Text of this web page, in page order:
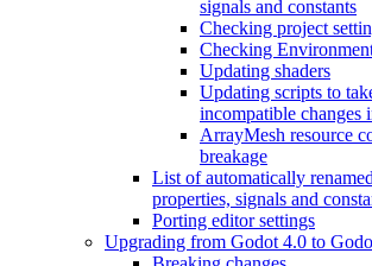
signals and constants
Checking project
Checking
Updating shaders
Updating scripts to
incompatible changes
ArrayMesh resource
breakage
List of automatically
properties, signals and
Porting editor settings
Upgrading from Godot 4.0 to